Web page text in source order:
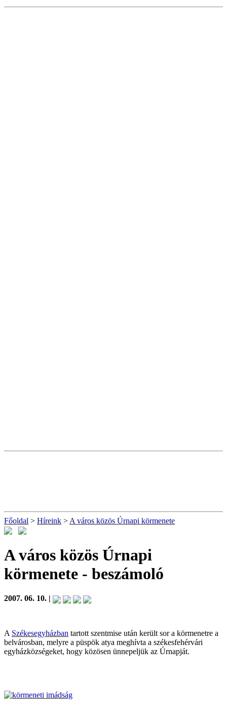
Főoldal > Híreink > A város közös Úrnapi körmenete
A város közös Úrnapi
körmenete - beszámoló
2007. 06. 10. |
A Székesegyházban tartott szentmise után került sor a körmenetre a
belvárosban, melyre a püspök atya meghívta a székesfehérvári
egyházközségeket, hogy közösen ünnepeljük az Úrnapját.